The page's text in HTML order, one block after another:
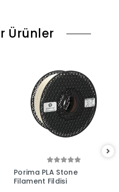
Ürünler
Porima PLA Stone
Filament Fildişi